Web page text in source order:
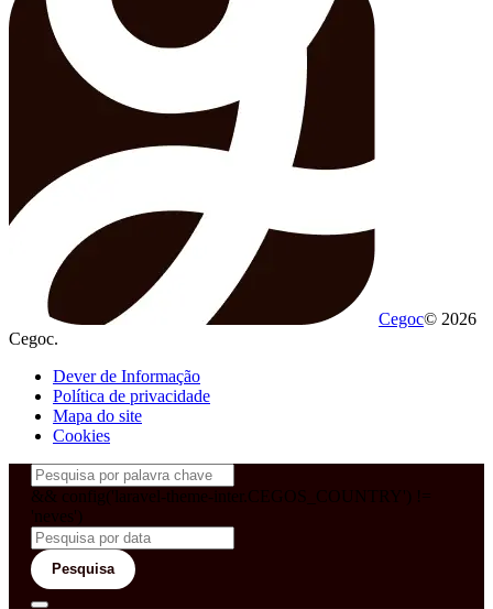
Cegoc© 2026
Cegoc.
Dever de Informação
Política de privacidade
Mapa do site
Cookies
&& config('laravel-theme-inter.CEGOS_COUNTRY') !=
'neves')
Pesquisa